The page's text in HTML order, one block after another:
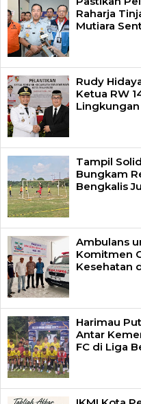
Raharja
Mutiara
Rudy
Ketua RW
Tampil
Bungkam
Bengkalis
Ambulans
Komitmen
Kesehatan
Harimau
Antar
FC di Liga